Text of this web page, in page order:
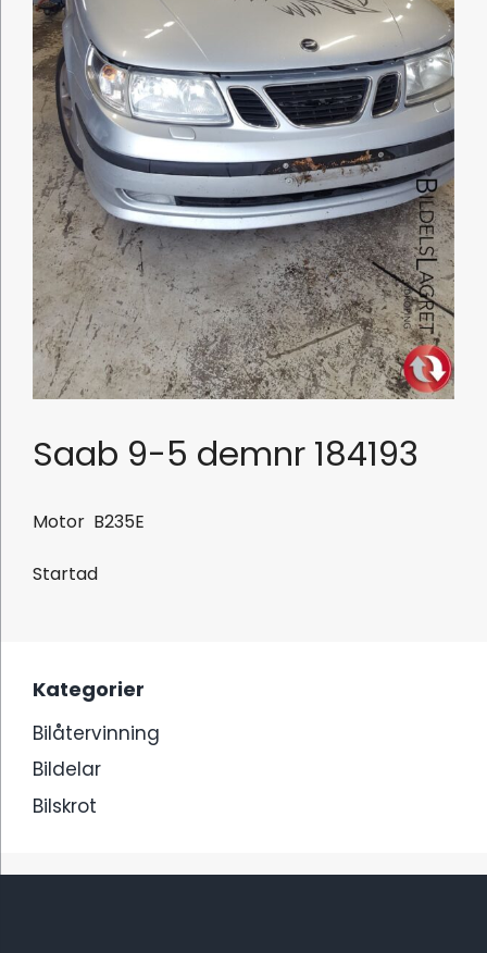
Saab 9-5 demnr 184193
Motor B235E
Startad
Kategorier
Bilåtervinning
Bildelar
Bilskrot